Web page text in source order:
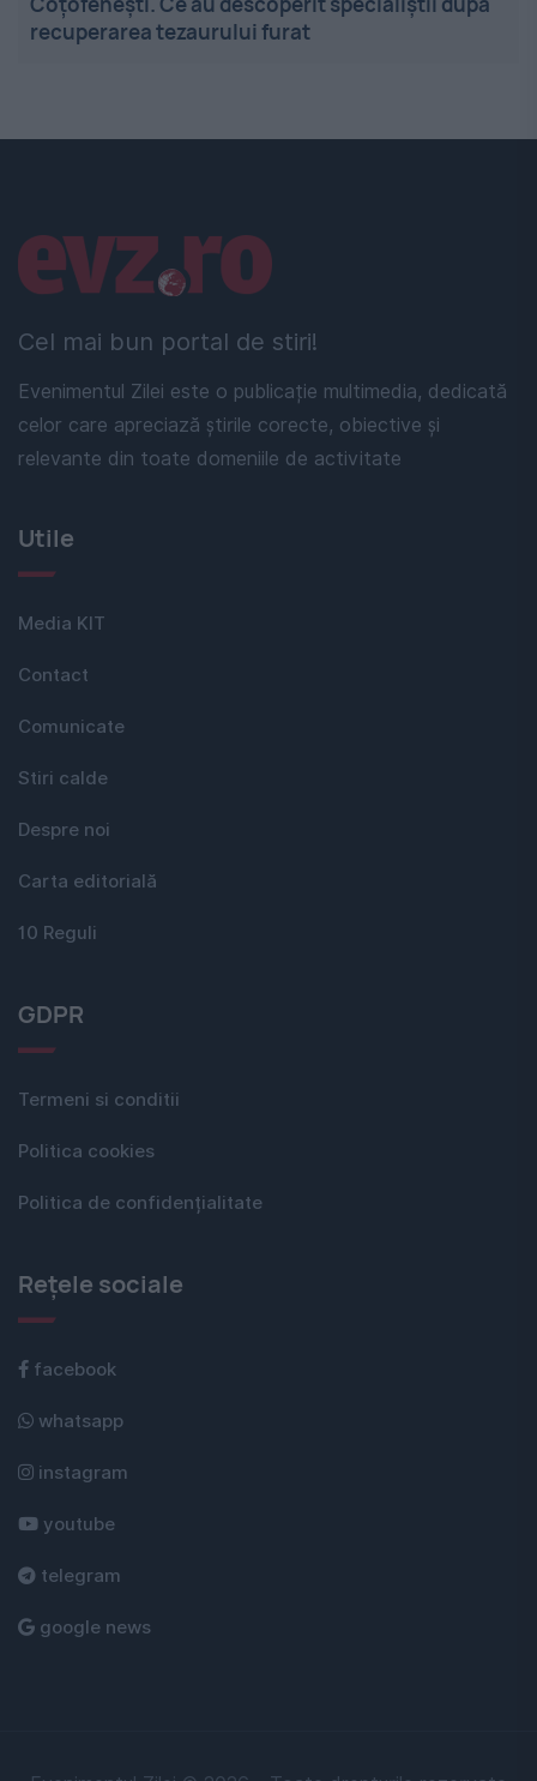
recuperarea tezaurului furat
Cel mai bun portal de stiri!
Evenimentul Zilei este o publicație multimedia, dedicată
celor care apreciază știrile corecte, obiective și
relevante din toate domeniile de activitate
Linkuri utile
Utile
Media KIT
Contact
Comunicate
Stiri calde
Despre noi
Carta editorială
10 Reguli
GDPR
Termeni si conditii
Politica cookies
Politica de confidențialitate
Rețele sociale
facebook
whatsapp
instagram
youtube
telegram
google news